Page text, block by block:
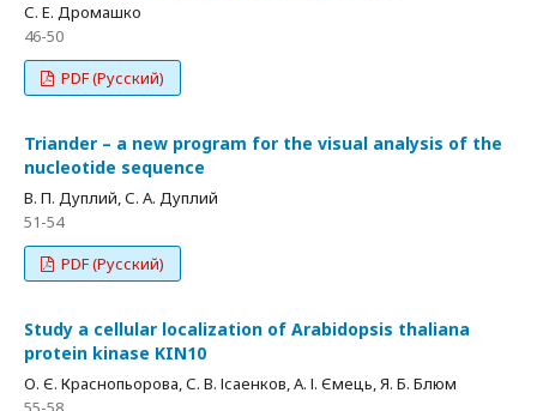
С. Е. Дромашко
46-50
PDF (Русский)
Triander – a new program for the visual analysis of the
nucleotide sequence
В. П. Дуплий, С. А. Дуплий
51-54
PDF (Русский)
Study а cellular localization of Arabidopsis thaliana
protein kinase KIN10
О. Є. Краснопьорова, С. В. Ісаенков, А. І. Ємець, Я. Б. Блюм